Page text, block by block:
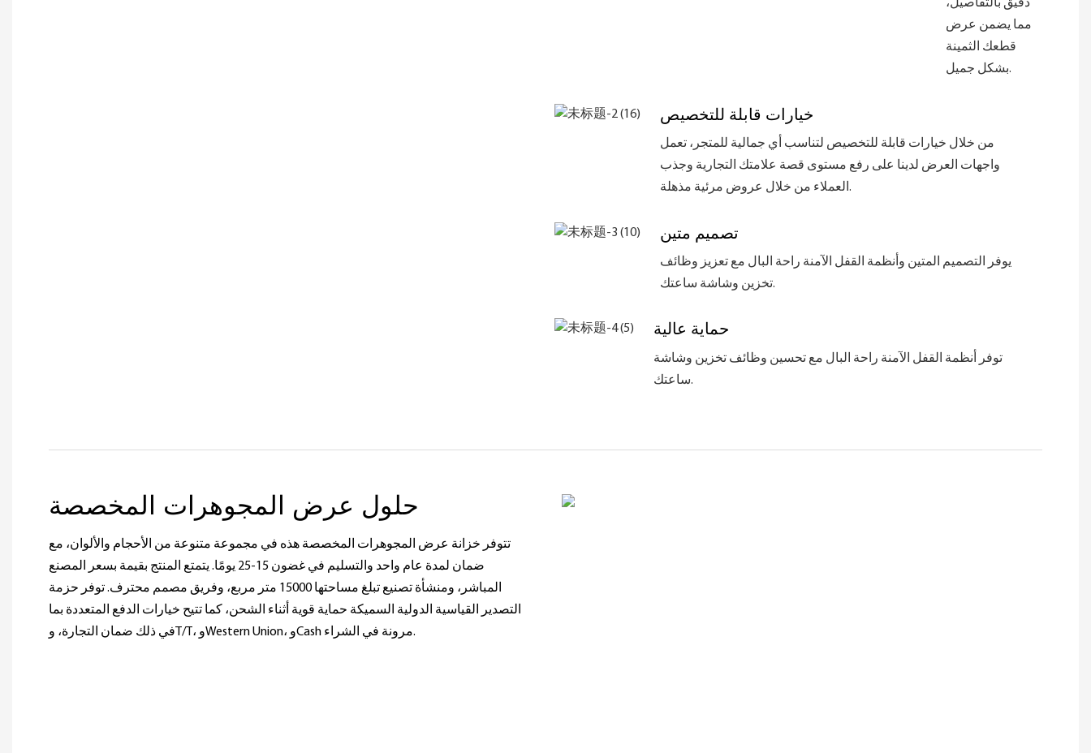
دقيق بالتفاصيل،
مما يضمن عرض
قطعك الثمينة
بشكل جميل.
خيارات قابلة للتخصيص
من خلال خيارات قابلة للتخصيص لتناسب أي جمالية للمتجر، تعمل
واجهات العرض لدينا على رفع مستوى قصة علامتك التجارية وجذب
العملاء من خلال عروض مرئية مذهلة.
تصميم متين
يوفر التصميم المتين وأنظمة القفل الآمنة راحة البال مع تعزيز وظائف
تخزين وشاشة ساعتك.
حماية عالية
توفر أنظمة القفل الآمنة راحة البال مع تحسين وظائف تخزين وشاشة
ساعتك.
حلول عرض المجوهرات المخصصة
تتوفر خزانة عرض المجوهرات المخصصة هذه في مجموعة متنوعة من الأحجام والألوان، مع
ضمان لمدة عام واحد والتسليم في غضون 15-25 يومًا. يتمتع المنتج بقيمة بسعر المصنع
المباشر، ومنشأة تصنيع تبلغ مساحتها 15000 متر مربع، وفريق مصمم محترف. توفر حزمة
التصدير القياسية الدولية السميكة حماية قوية أثناء الشحن، كما تتيح خيارات الدفع المتعددة بما
في ذلك ضمان التجارة، وT/T، وWestern Union، وCash مرونة في الشراء.